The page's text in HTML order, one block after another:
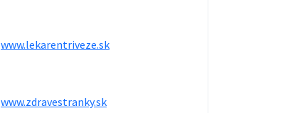
www.lekarentriveze.sk
www.zdravestranky.sk